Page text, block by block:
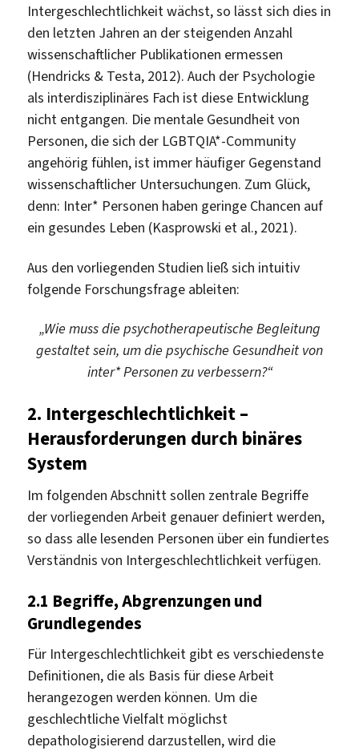
Intergeschlechtlichkeit wächst, so lässt sich dies in
den letzten Jahren an der steigenden Anzahl
wissenschaftlicher Publikationen ermessen
(Hendricks & Testa, 2012). Auch der Psychologie
als interdisziplinäres Fach ist diese Entwicklung
nicht entgangen. Die mentale Gesundheit von
Personen, die sich der LGBTQIA*-Community
angehörig fühlen, ist immer häufiger Gegenstand
wissenschaftlicher Untersuchungen. Zum Glück,
denn: Inter* Personen haben geringe Chancen auf
ein gesundes Leben (Kasprowski et al., 2021).
Aus den vorliegenden Studien ließ sich intuitiv
folgende Forschungsfrage ableiten:
„Wie muss die psychotherapeutische Begleitung
gestaltet sein, um die psychische Gesundheit von
inter* Personen zu verbessern?“
2. Intergeschlechtlichkeit –
Herausforderungen durch binäres
System
Im folgenden Abschnitt sollen zentrale Begriffe
der vorliegenden Arbeit genauer definiert werden,
so dass alle lesenden Personen über ein fundiertes
Verständnis von Intergeschlechtlichkeit verfügen.
2.1 Begriffe, Abgrenzungen und
Grundlegendes
Für Intergeschlechtlichkeit gibt es verschiedenste
Definitionen, die als Basis für diese Arbeit
herangezogen werden können. Um die
geschlechtliche Vielfalt möglichst
depathologisierend darzustellen, wird die